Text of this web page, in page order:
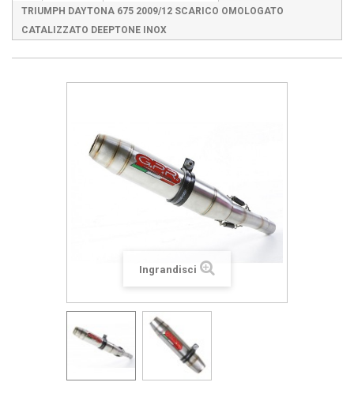
TRIUMPH DAYTONA 675 2009/12 SCARICO OMOLOGATO
CATALIZZATO DEEPTONE INOX
Ingrandisci